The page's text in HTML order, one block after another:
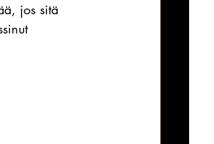
jos sitä